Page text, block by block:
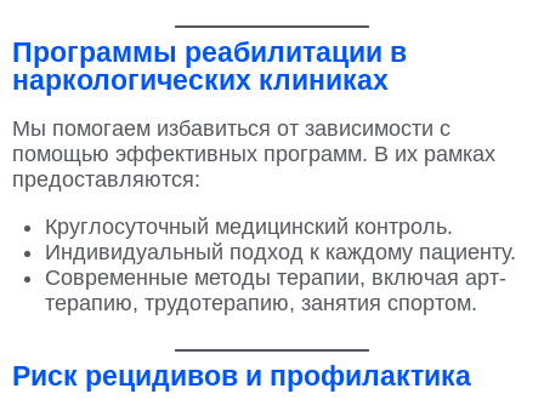
Программы реабилитации в
наркологических клиниках
Мы помогаем избавиться от зависимости с
помощью эффективных программ. В их рамках
предоставляются:
Круглосуточный медицинский контроль.
Индивидуальный подход к каждому пациенту.
Современные методы терапии, включая арт-
терапию, трудотерапию, занятия спортом.
Риск рецидивов и профилактика